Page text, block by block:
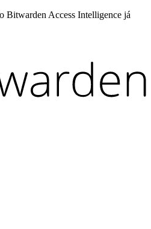
Bitwarden Access Intelligence já